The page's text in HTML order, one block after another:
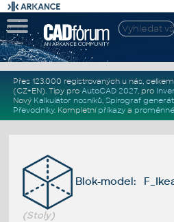
Přes 123.000 registrovaných u nás, celkem
(CZ+EN). Tipy pro AutoCAD 2027, pro
Nový Kalkulátor nosníků, Spirograf
Převodníky. Kompletní příkazya
Blok-model:
(Stoly)